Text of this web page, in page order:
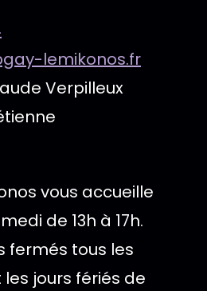
lemikonos.fr
Verpilleux
vous accueille
de 13h à 17h.
fermés tous les
jours fériés de